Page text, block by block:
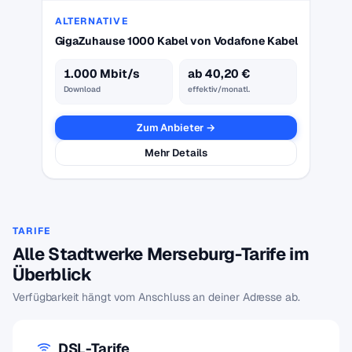
ALTERNATIVE
GigaZuhause 1000 Kabel von Vodafone Kabel
1.000 Mbit/s
Download
ab 40,20 €
effektiv/monatl.
Zum Anbieter →
Mehr Details
TARIFE
Alle Stadtwerke Merseburg-Tarife im
Überblick
Verfügbarkeit hängt vom Anschluss an deiner Adresse ab.
DSL-Tarife